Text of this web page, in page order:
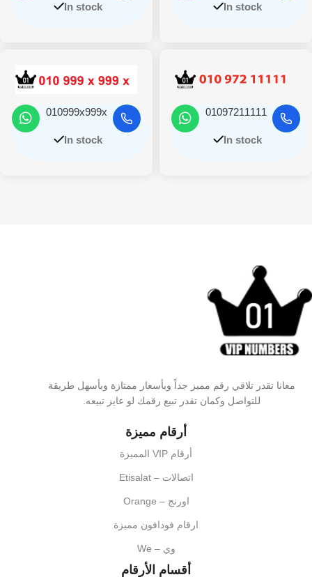
In stock
In stock
01097211111
In stock
010999x999x
In stock
معانا تقدر تلاقي رقم مميز جداً وبأسعار ممتازة وبأسهل طريقة
للتواصل وكمان تقدر تبيع رقمك لو عايز تبيعه.
أرقام مميزة
أرقام VIP المميزة
اتصالات – Etisalat
اورنج – Orange
ارقام فودافون مميزة
وي – We
أقسام الأرقام